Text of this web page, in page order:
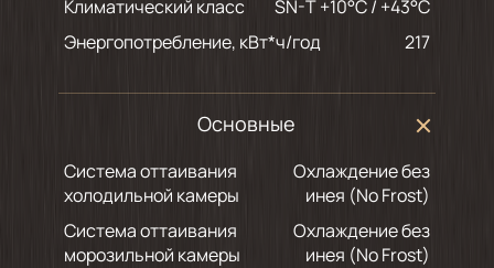
Климатический класс
SN-T +10°C / +43°C
Энергопотребление, кВт*ч/год
217
Основные
Система оттаивания
холодильной камеры
Охлаждение без
инея (No Frost)
Система оттаивания
морозильной камеры
Охлаждение без
инея (No Frost)